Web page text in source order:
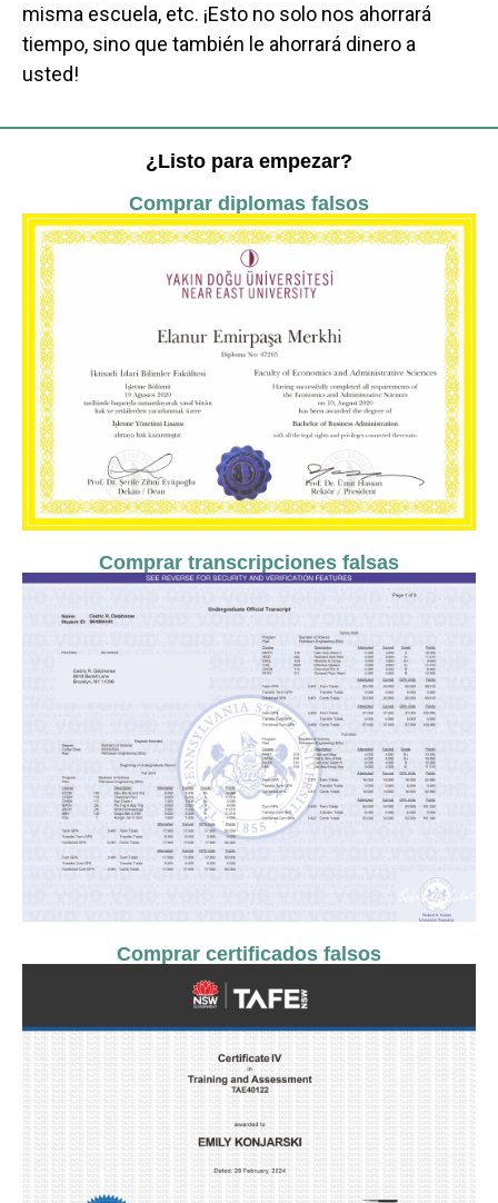
misma escuela, etc. ¡Esto no solo nos ahorrará
tiempo, sino que también le ahorrará dinero a
usted!
¿Listo para empezar?
Comprar diplomas falsos
Comprar transcripciones falsas
Comprar certificados falsos